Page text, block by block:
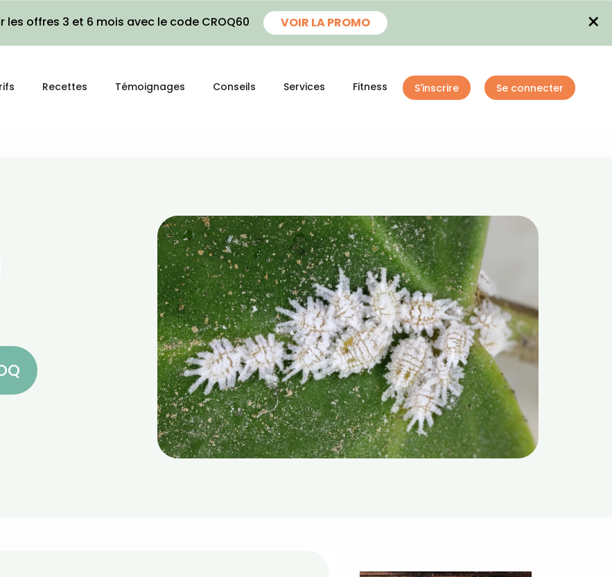
les offres 3 et 6 mois avec le code CROQ60 VOIR LA PROMO ×
Recettes Témoignages Conseils Services Fitness S'inscrire Se connecter